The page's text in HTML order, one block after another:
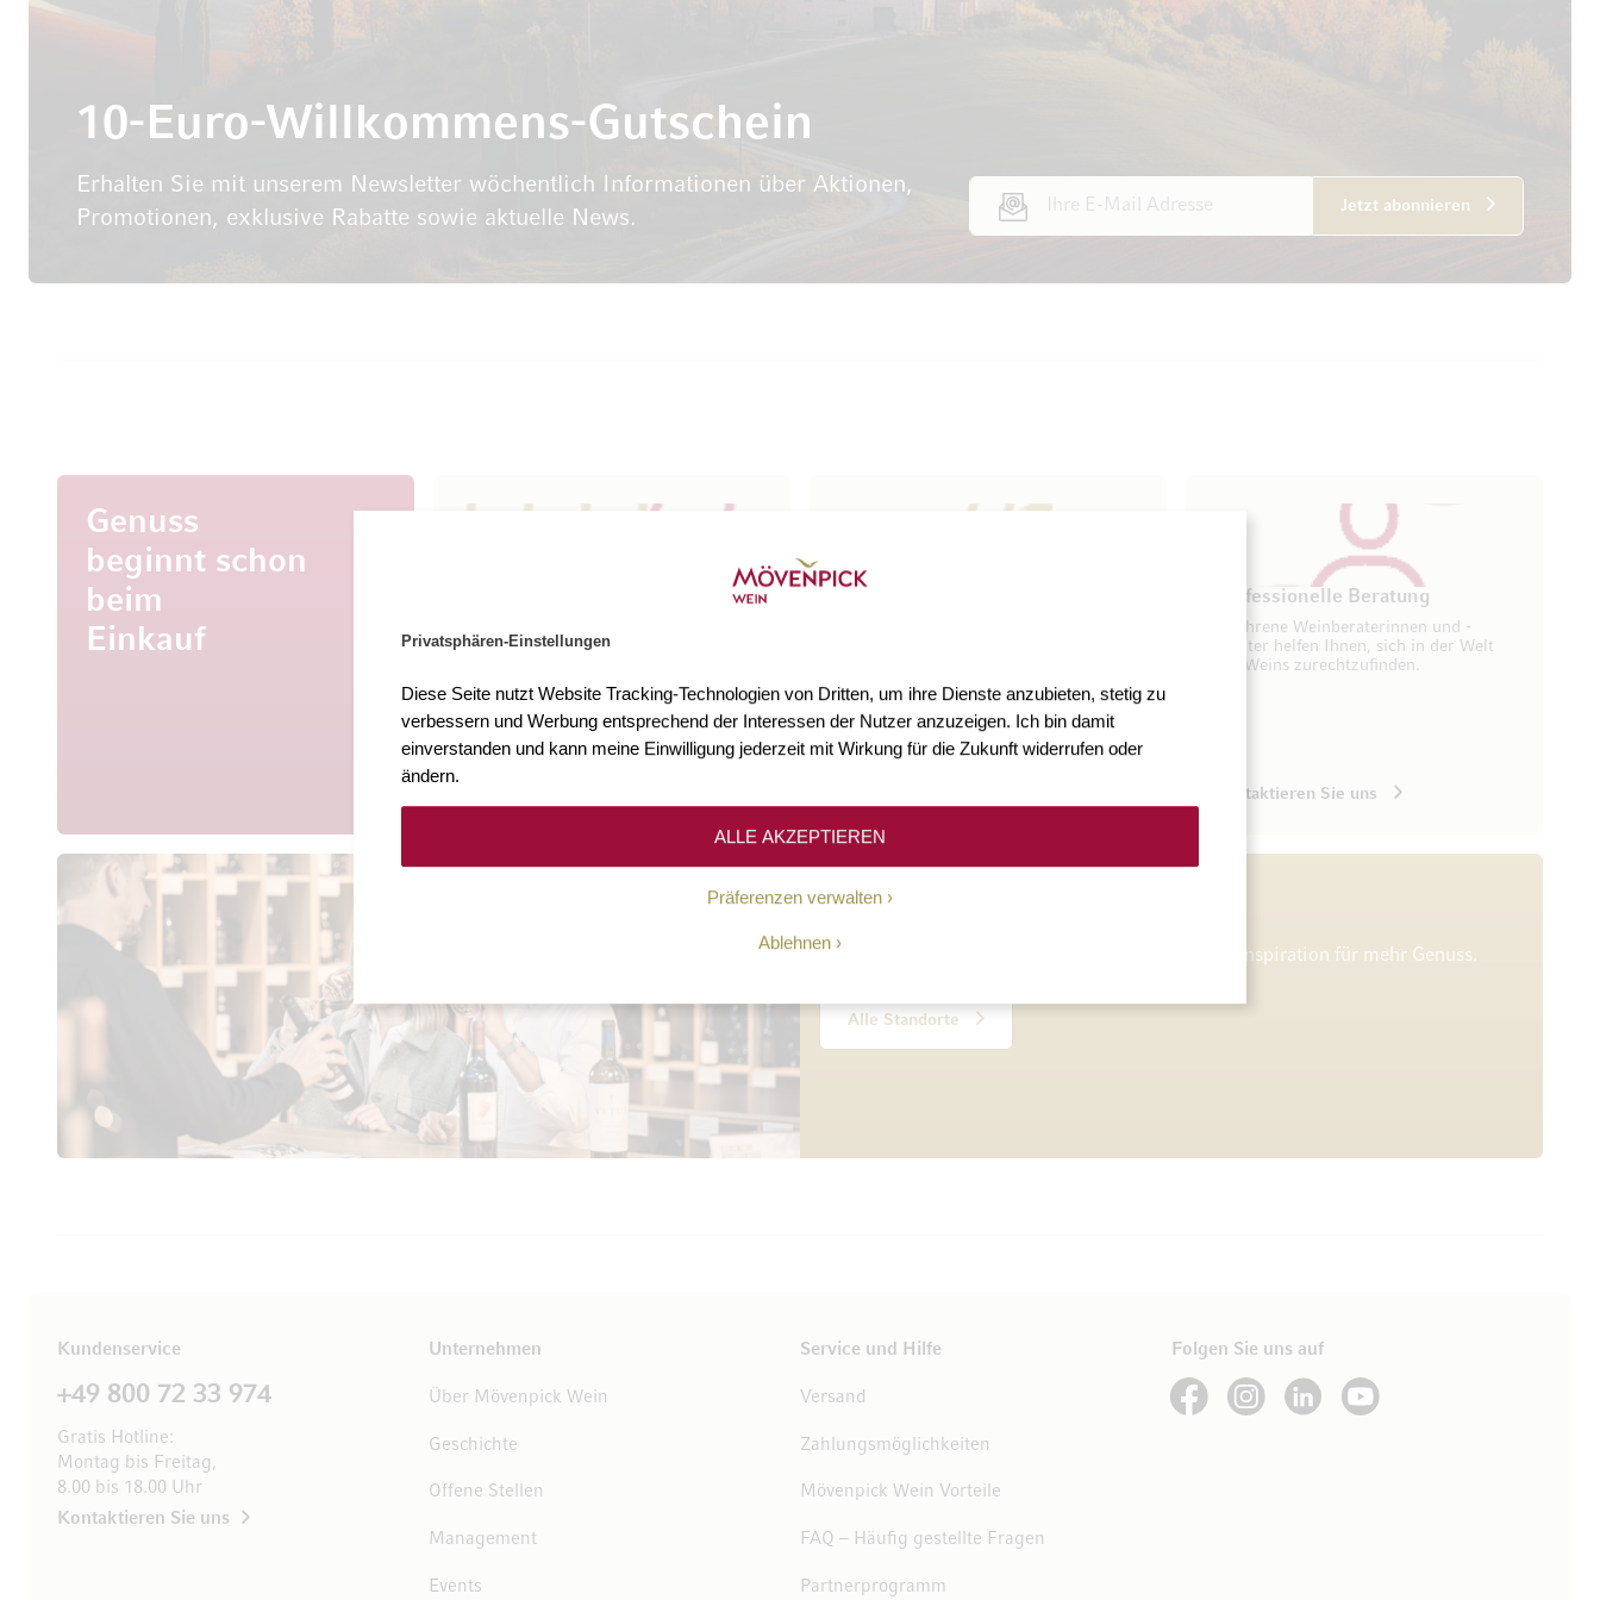
Privatsphären-Einstellungen
Diese Seite nutzt Website Tracking-Technologien von Dritten, um ihre Dienste anzubieten, stetig zu
verbessern und Werbung entsprechend der Interessen der Nutzer anzuzeigen. Ich bin damit
einverstanden und kann meine Einwilligung jederzeit mit Wirkung für die Zukunft widerrufen oder
ändern.
Präferenzen verwalten
Ablehnen
ALLE AKZEPTIEREN
10-Euro-Willkommens-Gutschein
Erhalten Sie mit unserem Newsletter wöchentlich Informationen über Aktionen,
Promotionen, exklusive Rabatte sowie aktuelle News.
E-Mail Adresse
Jetzt abonnieren
Genuss
beginnt schon
beim
Einkauf
aus aller Welt.
Professionelle Beratung
Erfahrene Weinberaterinnen und -
berater helfen Ihnen, sich in der Welt
des Weins zurechtzufinden.
Kontaktieren Sie uns
10 Standorte
Persönliche Beratung, tägliche Verkostungen und Inspiration für mehr Genuss.
Alle Standorte
Kundenservice
+49 800 72 33 974
Gratis Hotline:
Montag bis Freitag,
8.00 bis 18.00 Uhr
Kontaktieren Sie uns
Unternehmen
Über Mövenpick Wein
Geschichte
Offene Stellen
Management
Events
Service und Hilfe
Versand
Zahlungsmöglichkeiten
Mövenpick Wein Vorteile
FAQ – Häufig gestellte Fragen
Partnerprogramm
Folgen Sie uns auf
See our FacebookSee our Instagram account
See our LinkedInSee our YouTube channel